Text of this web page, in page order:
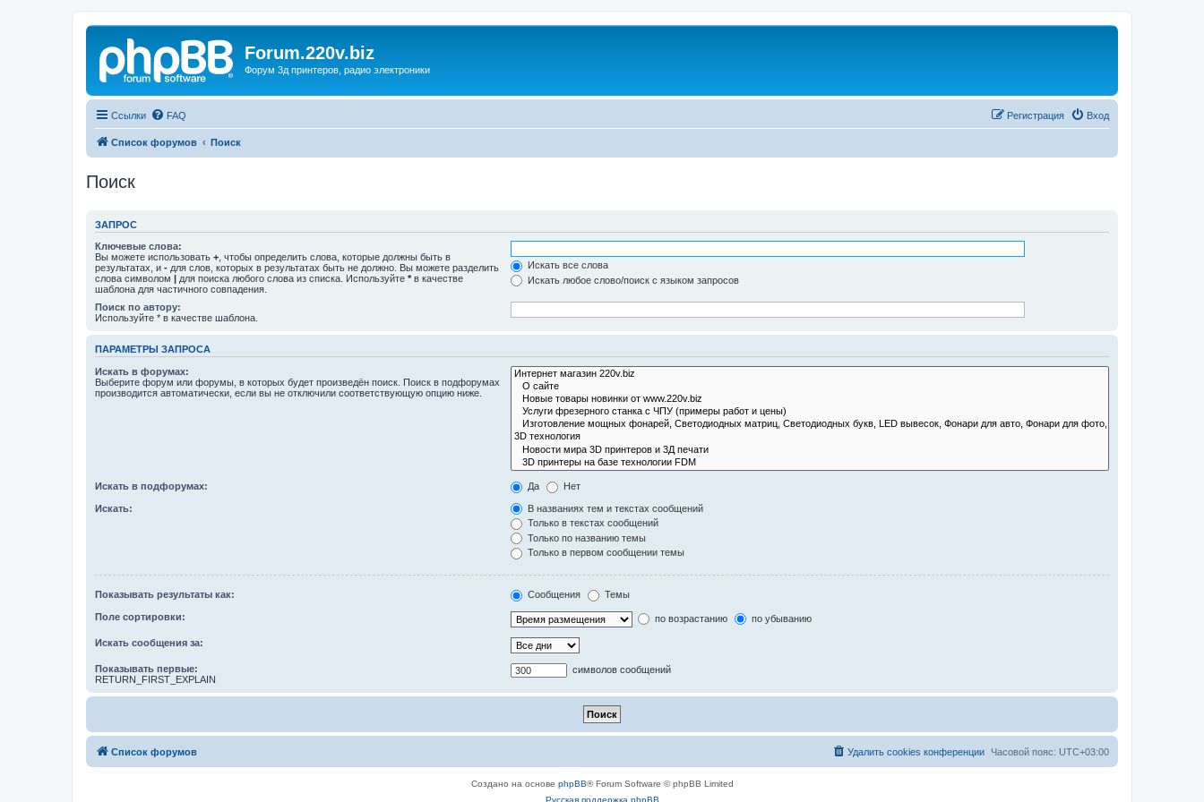
Forum.220v.biz
Форум 3д принтеров, радио электроники
Ссылки FAQ Вход
Регистрация
Список форумов Поиск
Поиск
ЗАПРОС
Ключевые слова:
Вы можете использовать + , чтобы определить слова, которые должны быть в
результатах, и - для слов, которых в результатах быть не должно. Вы можете разделить
слова символом | для поиска любого слова из списка. Используйте * в качестве
шаблона для частичного совпадения.
Искать все слова
Искать любое слово/поиск с языком запросов
Поиск по автору:
Используйте * в качестве шаблона.
ПАРАМЕТРЫ ЗАПРОСА
Искать в форумах:
Выберите форум или форумы, в которых будет произведён поиск. Поиск в подфорумах
производится автоматически, если вы не отключили соответствующую опцию ниже.
Искать в подфорумах: Да Нет
Искать:
В названиях тем и текстах сообщений
Только в текстах сообщений
Только по названию темы
Только в первом сообщении темы
Показывать результаты как: Сообщения Темы
Поле сортировки: по возрастанию по убыванию
Искать сообщения за:
Показывать первые:
RETURN_FIRST_EXPLAIN
символов сообщений
Список форумов Часовой пояс: UTC+03:00
Удалить cookies конференции
Создано на основе phpBB® Forum Software © phpBB Limited
Русская поддержка phpBB